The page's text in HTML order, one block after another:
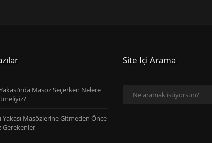
Masöz Seçerken Nelere
Masözlerine Gitmeden Önce
Gerekenler
Site Içi Arama